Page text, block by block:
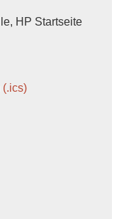
HP Startseite
(.ics)